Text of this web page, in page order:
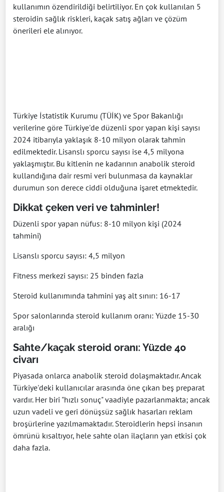
kullanımın özendirildiği belirtiliyor. En çok kullanılan 5
steroidin sağlık riskleri, kaçak satış ağları ve çözüm
önerileri ele alınıyor.
Türkiye İstatistik Kurumu (TÜİK) ve Spor Bakanlığı
verilerine göre Türkiye'de düzenli spor yapan kişi sayısı
2024 itibarıyla yaklaşık 8-10 milyon olarak tahmin
edilmektedir. Lisanslı sporcu sayısı ise 4,5 milyona
yaklaşmıştır. Bu kitlenin ne kadarının anabolik steroid
kullandığına dair resmi veri bulunmasa da kaynaklar
durumun son derece ciddi olduğuna işaret etmektedir.
Dikkat çeken veri ve tahminler!
Düzenli spor yapan nüfus: 8-10 milyon kişi (2024
tahmini)
Lisanslı sporcu sayısı: 4,5 milyon
Fitness merkezi sayısı: 25 binden fazla
Steroid kullanımında tahmini yaş alt sınırı: 16-17
Spor salonlarında steroid kullanım oranı: Yüzde 15-30
aralığı
Sahte/kaçak steroid oranı: Yüzde 40
civarı
Piyasada onlarca anabolik steroid dolaşmaktadır. Ancak
Türkiye'deki kullanıcılar arasında öne çıkan beş preparat
vardır. Her biri "hızlı sonuç" vaadiyle pazarlanmakta; ancak
uzun vadeli ve geri dönüşsüz sağlık hasarları reklam
broşürlerine yazılmamaktadır. Steroidlerin hepsi insanın
ömrünü kısaltıyor, hele sahte olan ilaçların yan etkisi çok
daha fazla.